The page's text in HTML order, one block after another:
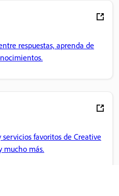
respuestas, aprenda de
favoritos de Creative
mucho más.